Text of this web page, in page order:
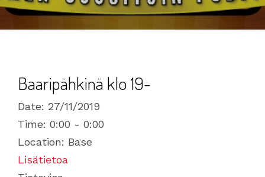
Baaripähkinä klo 19-
Date: 27/11/2019
Time: 0:00 - 0:00
Location: Base
Lisätietoa